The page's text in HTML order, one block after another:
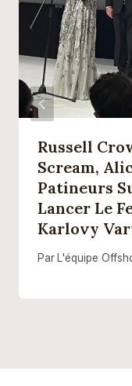
Russell
Scream,
Patineurs
Lancer Le
Karlovy
Par L'équipe